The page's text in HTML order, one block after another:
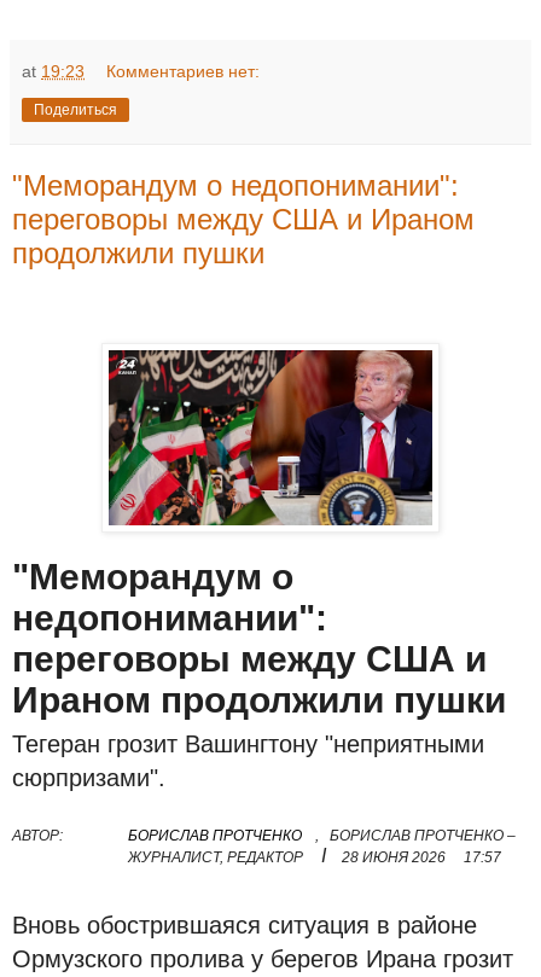
at 19:23 Комментариев нет:
Поделиться
"Меморандум о недопонимании":
переговоры между США и Ираном
продолжили пушки
"Меморандум о
недопонимании":
переговоры между США и
Ираном продолжили пушки
Тегеран грозит Вашингтону "неприятными
сюрпризами".
АВТОР: БОРИСЛАВ ПРОТЧЕНКО ,
БОРИСЛАВ ПРОТЧЕНКО –
ЖУРНАЛИСТ, РЕДАКТОР
I 28 ИЮНЯ 2026 17:57
Вновь обострившаяся ситуация в районе
Ормузского пролива у берегов Ирана грозит